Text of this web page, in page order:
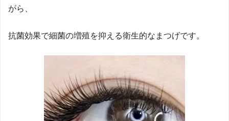
がら、
抗菌効果で細菌の増殖を抑える衛生的なまつげです。